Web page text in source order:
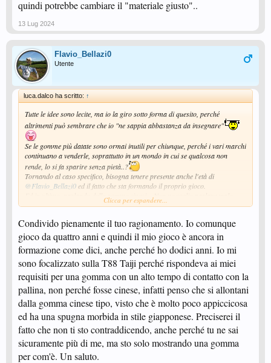
quindi potrebbe cambiare il "materiale giusto"..
13 Lug 2024
Flavio_Bellazi0
Utente
luca.dalco ha scritto: ↑
Tutte le idee sono lecite, ma io la giro sotto forma di quesito, perché
altrimenti può sembrare che io "ne sappia abbastanza da insegnare"
Se le gomme più datate sono ormai inutili per chiunque, perché i vari marchi
continuano a venderle, soprattutto in un mondo in cui se qualcosa non
rende, lo si fa sparire senza pietà..?
Tornando al caso specifico, bisogna tenere presente anche l'età di
@Flavio_Bellazi0ed il fatto che sta formando il proprio gioco.
Ed in ultimo, parlando delle gomme cinesi... Non ne voglio parlare male,
anzi, spesso ci si gioca anche bene, ma torno al giochino delle domande.
competitivi, ma la maggior parte dei giocatori usano le euro/jap?
E questo davvero non vuole essere un giudizio, anzi, è per dire che le
possibilità sono molte e non credo che si possa definire qualcosa di
sicuramente migliore di altro, ma ci sarà qualcosa di più adatto ad ogni
giocatore...in quel momento, perché soprattutto per chi è in evoluzione, il
gioco cambia e quindi potrebbe cambiare il "materiale giusto"..
Clicca per espandere...
Condivido pienamente il tuo ragionamento. Io comunque
gioco da quattro anni e quindi il mio gioco è ancora in
formazione come dici, anche perché ho dodici anni. Io mi
sono focalizzato sulla T88 Taiji perché rispondeva ai miei
requisiti per una gomma con un alto tempo di contatto con la
pallina, non perché fosse cinese, infatti penso che si allontani
dalla gomma cinese tipo, visto che è molto poco appiccicosa
ed ha una spugna morbida in stile giapponese. Preciserei il
fatto che non ti sto contraddicendo, anche perché tu ne sai
sicuramente più di me, ma sto solo mostrando una gomma
per com'è. Un saluto.